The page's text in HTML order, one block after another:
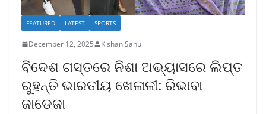
FEATURED LATEST SPORTS
December 12, 2025 Kishan Sahu
ବିଦେଶ ଗସ୍ତରେ ନିଶା ଅଭ୍ୟାସରେ ଲିପ୍ତ
ରୁହନ୍ତି ଭାରତୀୟ ଖେଳାଳୀ: ରିଭାବା
ଜାଡେଜା